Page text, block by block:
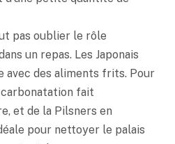
pas oublier le rôle
un repas. Les Japonais
avec des aliments frits. Pour
carbonatation fait
et de la Pilsners en
pour nettoyer le palais